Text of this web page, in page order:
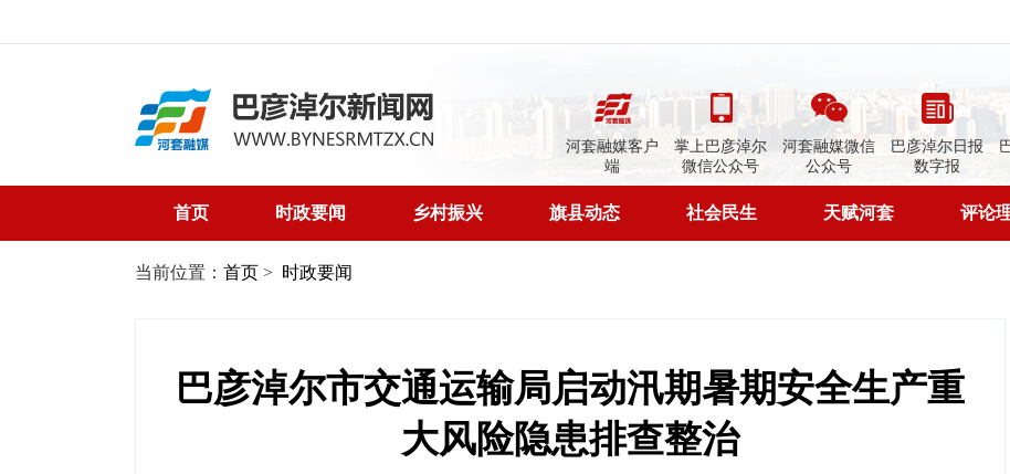
河套融媒客户
端
掌上巴彦淖尔
微信公众号
河套融媒微信
公众号
巴彦淖尔日报
数字报
首页 时政要闻 乡村振兴 旗县动态 社会民生 天赋河套 评论
当前位置： 首页 > 时政要闻
巴彦淖尔市交通运输局启动汛期暑期安全生产重
大风险隐患排查整治